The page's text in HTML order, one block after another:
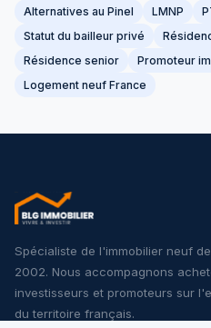
Alternatives au Pinel
LMNP
Statut du bailleur privé
Résidence senior
Promoteur
Logement neuf France
Spécialiste de l'immobilier neuf
2002. Nous accompagnons
investisseurs et promoteurs sur
du territoire français.